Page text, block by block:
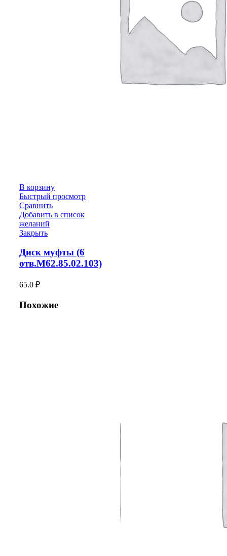
В корзину
Быстрый просмотр
Сравнить
Добавить в список
желаний
Закрыть
Диск муфты (6
отв.М62.85.02.103)
65.0 ₽
Похожие